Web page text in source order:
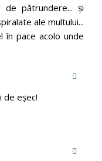
pătrundere... și
ale multului...
în pace acolo unde
de eşec!